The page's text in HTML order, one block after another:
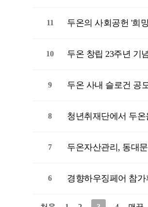
11 두온의 사회공헌 '희
10 두온 창립 23주년 기
9 두온 사내 슬로건 공
8 청년취재단에서 두
7 두온자산관리, 동대
6 경향하우징페어 참가